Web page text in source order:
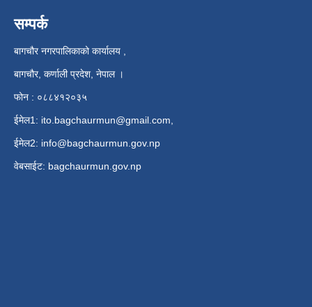
सम्पर्क
बागचौर नगरपालिकाको कार्यालय ,
बागचौर, कर्णाली प्रदेश, नेपाल ।
फोन : ०८८४१२०३५
ईमेल1: ito.bagchaurmun@gmail.com
ईमेल2: info@bagchaurmun.gov.np
वे‍बसाईट: bagchaurmun.gov.np